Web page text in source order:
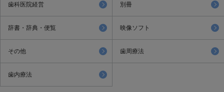
歯科医院経営 別冊
辞書・辞典・便覧 映像ソフト
その他 歯周療法
歯内療法